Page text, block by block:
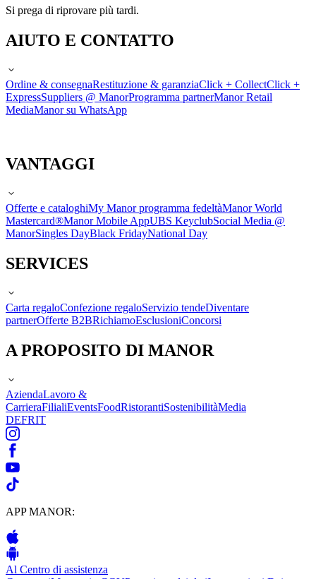
Si prega di riprovare più tardi.
AIUTO E CONTATTO
Ordine & consegnaRestituzione & garanziaClick + CollectClick +
ExpressSuppliers @ ManorProgramma partnerManor Retail
MediaManor su WhatsApp
VANTAGGI
Offerte e cataloghiMy Manor programma fedeltàManor World
Mastercard®Manor Mobile AppUBS KeyclubSocial Media @
ManorSingles DayBlack FridayNational Day
SERVICES
Carta regaloConfezione regaloServizio tendeDiventare
partnerOfferte B2BRichiamoEsclusioniConcorsi
A PROPOSITO DI MANOR
AziendaLavoro &
CarrieraFilialiEventsFoodRistorantiSostenibilitàMedia
DEFRIT
APP MANOR:
Al Centro di assistenza